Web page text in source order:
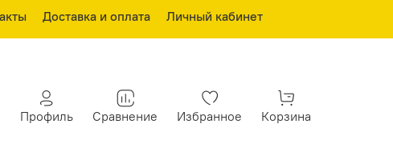
Доставка и оплата Личный кабинет
Профиль Сравнение Избранное Корзина